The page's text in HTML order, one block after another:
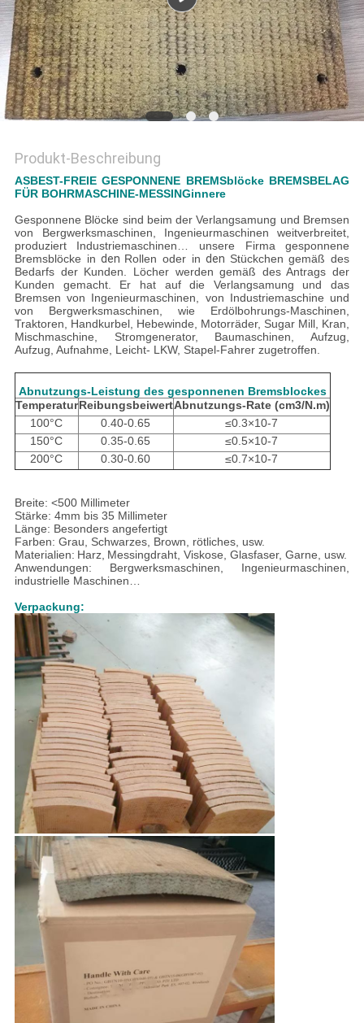
Produkt-Beschreibung
ASBEST-FREIE GESPONNENE BREMSblöcke BREMSBELAG
FÜR BOHRMASCHINE-MESSINGinnere
Gesponnene Blöcke sind beim der Verlangsamung und Bremsen
von Bergwerksmaschinen,
Ingenieurmaschinen weitverbreitet,
produziert Industriemaschinen… unsere Firma gesponnene
Bremsblöcke in den Rollen oder in den Stückchen gemäß des
Bedarfs der Kunden. Löcher werden gemäß des Antrags der
Kunden gemacht. Er hat auf die Verlangsamung und das
Bremsen von Ingenieurmaschinen, von Industriemaschine und
von Bergwerksmaschinen, wie Erdölbohrungs-Maschinen,
Traktoren, Handkurbel, Hebewinde, Motorräder, Sugar Mill, Kran,
Mischmaschine, Stromgenerator, Baumaschinen, Aufzug,
Aufzug, Aufnahme, Leicht- LKW, Stapel-Fahrer zugetroffen.
Abnutzungs-Leistung des gesponnenen Bremsblockes
TemperaturReibungsbeiwertAbnutzungs-Rate (cm3/N.m)
100°C
0.40-0.65
≤0.3×10-7
150°C
0.35-0.65
≤0.5×10-7
200°C
0.30-0.60 ≤0.7×10-7
Breite: <500 Millimeter
Stärke: 4mm bis 35 Millimeter
Länge: Besonders angefertigt
Farben: Grau, Schwarzes, Brown, rötliches, usw.
Materialien: Harz, Messingdraht, Viskose, Glasfaser, Garne, usw.
Anwendungen: Bergwerksmaschinen, Ingenieurmaschinen,
industrielle Maschinen…
Verpackung: